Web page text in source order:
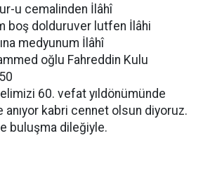
u cemalinden İlâhî
dolduruver lutfen İlâhi
medyunum İlâhî
oğlu Fahreddin Kulu
60. vefat yıldönümünde
kabri cennet olsun diyoruz.
buluşma dileğiyle.